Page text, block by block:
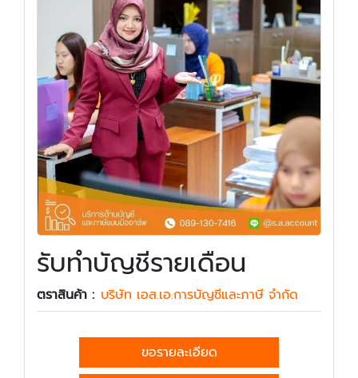
รับทำบัญชีรายเดือน
ตราสินค้า : บริษัท เอส.เอ.การบัญชีและภาษี จำกัด
ขอรายละเอียด